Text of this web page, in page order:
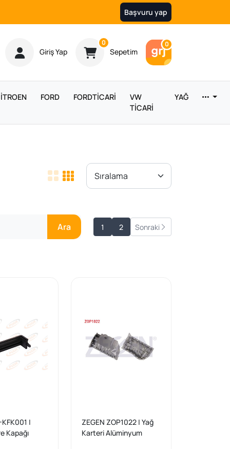
Başvuru yap
Giriş Yap
0Ürün sayısı
Sepetim
0Araç sayısı
FORD FORDTİCARİ
VW
TİCARİ
YAĞ
Ara 1 2 Sonraki
|
Kapağı
ZEGEN ZOP1022 | Yağ
Karteri Alüminyum